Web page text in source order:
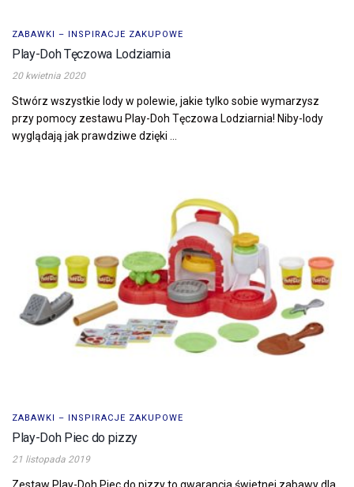
ZABAWKI – INSPIRACJE ZAKUPOWE
Play-Doh Tęczowa Lodziarnia
20 kwietnia 2020
Stwórz wszystkie lody w polewie, jakie tylko sobie wymarzysz
przy pomocy zestawu Play-Doh Tęczowa Lodziarnia! Niby-lody
wyglądają jak prawdziwe dzięki ...
ZABAWKI – INSPIRACJE ZAKUPOWE
Play-Doh Piec do pizzy
21 listopada 2019